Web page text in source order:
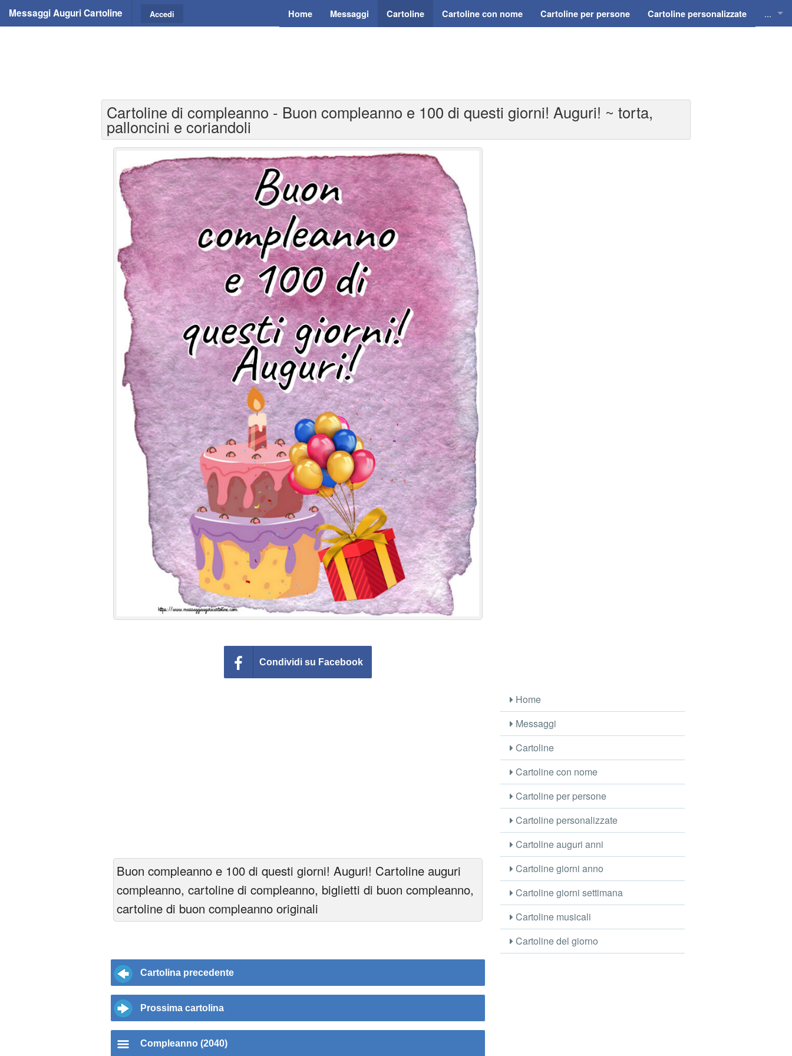
Messaggi Auguri Cartoline Home Messaggi Cartoline Cartoline con nome Cartoline per persone Cartoline personalizzate ...
Accedi
Cartoline di compleanno - Buon compleanno e 100 di questi giorni! Auguri! ~ torta,
palloncini e coriandoli
Condividi su Facebook
Buon compleanno e 100 di questi giorni! Auguri! Cartoline auguri
compleanno, cartoline di compleanno, biglietti di buon compleanno,
cartoline di buon compleanno originali
Cartolina precedente
Prossima cartolina
Compleanno (2040)
Home
Messaggi
Cartoline
Cartoline con nome
Cartoline per persone
Cartoline personalizzate
Cartoline auguri anni
Cartoline giorni anno
Cartoline giorni settimana
Cartoline musicali
Cartoline del giorno